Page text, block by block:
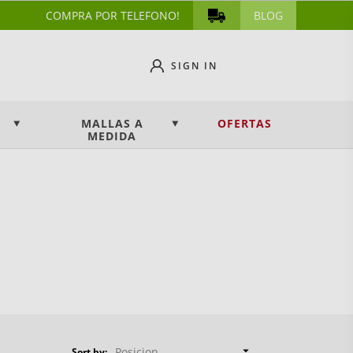
COMPRA POR TELEFONO! BLOG
SIGN IN
MALLAS A
MEDIDA
OFERTAS